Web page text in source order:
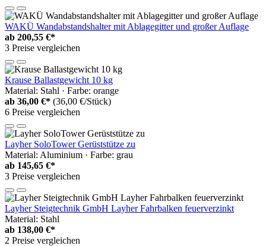
WAKÜ Wandabstandshalter mit Ablagegitter und großer Auflage
ab 200,55 €*
3 Preise vergleichen
Krause Ballastgewicht 10 kg
Material: Stahl · Farbe: orange
ab 36,00 €* (36,00 €/Stück)
6 Preise vergleichen
Layher SoloTower Gerüststütze zu
Material: Aluminium · Farbe: grau
ab 145,65 €*
3 Preise vergleichen
Layher Steigtechnik GmbH Layher Fahrbalken feuerverzinkt
Material: Stahl
ab 138,00 €*
2 Preise vergleichen